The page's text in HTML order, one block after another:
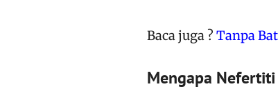
Baca juga ? Tanpa
Mengapa